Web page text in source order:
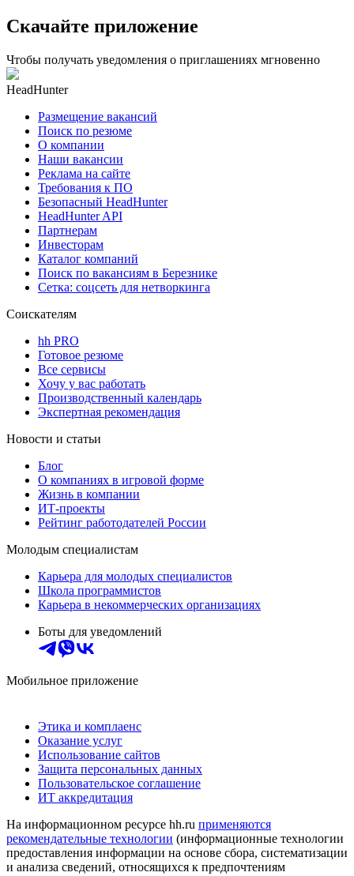
Скачайте приложение
Чтобы получать уведомления о приглашениях мгновенно
HeadHunter
Размещение вакансий
Поиск по резюме
О компании
Наши вакансии
Реклама на сайте
Требования к ПО
Безопасный HeadHunter
HeadHunter API
Партнерам
Инвесторам
Каталог компаний
Поиск по вакансиям в Березнике
Сетка: соцсеть для нетворкинга
Соискателям
hh PRO
Готовое резюме
Все сервисы
Хочу у вас работать
Производственный календарь
Экспертная рекомендация
Новости и статьи
Блог
О компаниях в игровой форме
Жизнь в компании
ИТ-проекты
Рейтинг работодателей России
Молодым специалистам
Карьера для молодых специалистов
Школа программистов
Карьера в некоммерческих организациях
Боты для уведомлений
Мобильное приложение
Этика и комплаенс
Оказание услуг
Использование сайтов
Защита персональных данных
Пользовательское соглашение
ИТ аккредитация
На информационном ресурсе hh.ru применяются
рекомендательные технологии (информационные технологии
предоставления информации на основе сбора, систематизации
и анализа сведений, относящихся к предпочтениям